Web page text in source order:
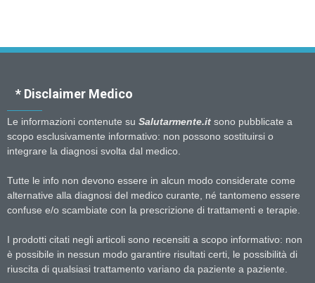
* Disclaimer Medico
Le informazioni contenute su Salutarmente.it sono pubblicate a
scopo esclusivamente informativo: non possono sostituirsi o
integrare la diagnosi svolta dal medico.
Tutte le info non devono essere in alcun modo considerate come
alternative alla diagnosi del medico curante, né tantomeno essere
confuse e/o scambiate con la prescrizione di trattamenti e terapie.
I prodotti citati negli articoli sono recensiti a scopo informativo: non
è possibile in nessun modo garantire risultati certi, le possibilità di
riuscita di qualsiasi trattamento variano da paziente a paziente.